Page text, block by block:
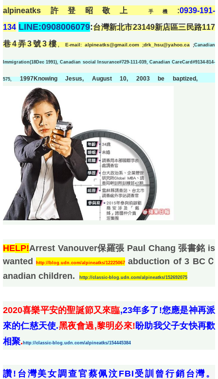
alpineatks 許登昭敬上 手機 :0939-191-
134 LINE:0908006079:台灣新北市23149新店區三民路117
巷4弄3號3樓, E-mail: alpineatks@gmail.com ;drk_hsu@yahoo.ca;Canadian
Immigration(18Dec 1991), Canadian social Insurance#729-111-039, Canadian CareCard#9134-814-
575, 1997Knowing Jesus, August 10, 2003 be baptized,
HELP!Arrest Vanouver保羅張 Paul Chang 張書銘 is
wanted
http://blog.udn.com/alpineatks/12225067
abduction of 3 BCＣ
anadian children.
http://classic-blog.udn.com/alpineatks/152692075
2020喜樂平安的聖誕節又來臨,23年多了!您應是神再派
來的仁慈天使.黑夜會過,黎明必來! 盼助我父子女快再歡
相聚. http://classic-blog.udn.com/alpineatks/154445384
讚!台灣美女調查官蔡佩汶FBI受訓曾行銷台灣。